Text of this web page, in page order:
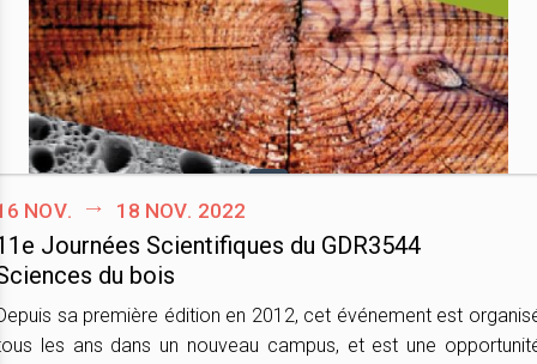
nov. 18 nov. 2022
Journées Scientifiques du GDR3544
du bois
sa première édition en 2012, cet événement est
les ans dans un nouveau campus, et est une